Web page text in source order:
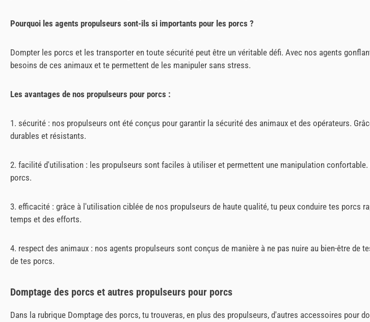
Pourquoi les agents propulseurs sont-ils si importants pour les porcs ?
Dompter les porcs et les transporter en toute sécurité peut être un véritable défi. Avec nos agents
besoins de ces animaux et te permettent de les manipuler sans stress.
Les avantages de nos propulseurs pour porcs :
1. sécurité : nos propulseurs ont été conçus pour garantir la sécurité des animaux et des opérateurs.
durables et résistants.
2. facilité d'utilisation : les propulseurs sont faciles à utiliser et permettent une manipulation
porcs.
3. efficacité : grâce à l'utilisation ciblée de nos propulseurs de haute qualité, tu peux conduire tes porcs
temps et des efforts.
4. respect des animaux : nos agents propulseurs sont conçus de manière à ne pas nuire au bien-être
de tes porcs.
Domptage des porcs et autres propulseurs pour porcs
Dans la rubrique Domptage des porcs, tu trouveras, en plus des propulseurs, d'autres accessoires pour